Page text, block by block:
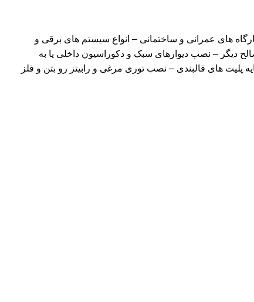
های عمرانی و ساختمانی – انواع سیستم های برقی و
دیگر – نصب دیوارهای سبک و دکوراسیون داخلی یا به
های قالبندی – نصب توری مرغی و رابیتز رو بتن و فلز